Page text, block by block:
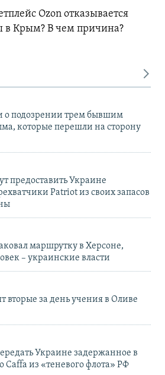
Ozon отказывается
в Крым? В чем причина?
о подозрении трем бывшим
которые перешли на сторону
предоставить Украине
Patriot из своих запасов
маршрутку в Херсоне,
– украинские власти
вторые за день учения в Оливе
Украине задержанное в
Caffa из «теневого флота» РФ